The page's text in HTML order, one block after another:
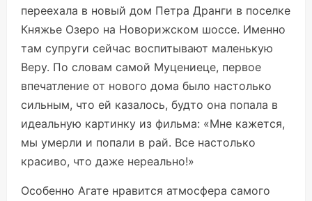
переехала в новый дом Петра Дранги в поселке
Княжье Озеро на Новорижском шоссе. Именно
там супруги сейчас воспитывают маленькую
Веру. По словам самой Муцениеце, первое
впечатление от нового дома было настолько
сильным, что ей казалось, будто она попала в
идеальную картинку из фильма: «Мне кажется,
мы умерли и попали в рай. Все настолько
красиво, что даже нереально!»
Особенно Агате нравится атмосфера самого